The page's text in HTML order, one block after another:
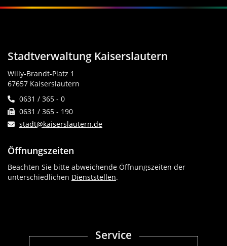
Stadtverwaltung Kaiserslautern
Willy-Brandt-Platz 1
67657 Kaiserslautern
0631 / 365 - 0
0631 / 365 - 190
stadt@kaiserslautern.de
Öffnungszeiten
Beachten Sie bitte abweichende Öffnungszeiten der
unterschiedlichen Dienststellen.
Service